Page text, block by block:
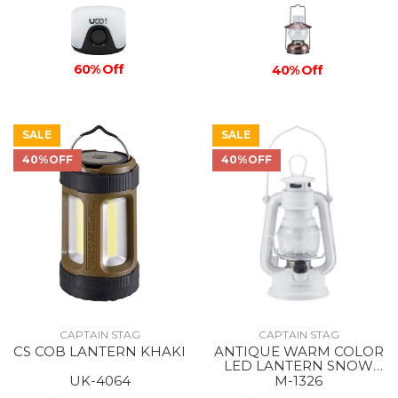
60% Off 40% Off
SALE
40%OFF
CAPTAIN STAG
CS COB LANTERN KHAKI
UK-4064
SALE
40%OFF
CAPTAIN STAG
ANTIQUE WARM COLOR
LED LANTERN SNOW
WHITE
M-1326